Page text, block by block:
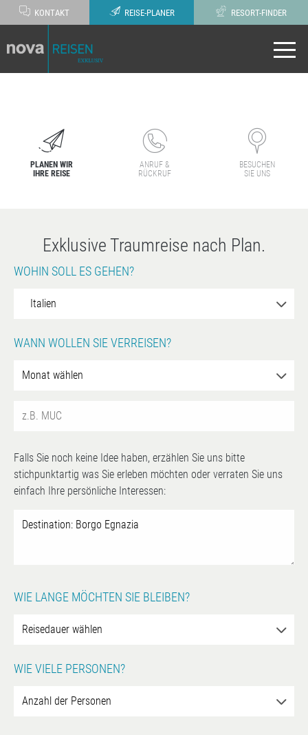
KONTAKT REISE-PLANER RESORT-FINDER
PLANEN WIR
IHRE REISE
ANRUF &
RÜCKRUF
BESUCHEN
SIE UNS
Exklusive Traumreise nach Plan.
WOHIN SOLL ES GEHEN?
WANN WOLLEN SIE VERREISEN?
Falls Sie noch keine Idee haben, erzählen Sie uns bitte
stichpunktartig was Sie erleben möchten oder verraten Sie uns
einfach Ihre persönliche Interessen:
WIE LANGE MÖCHTEN SIE BLEIBEN?
WIE VIELE PERSONEN?